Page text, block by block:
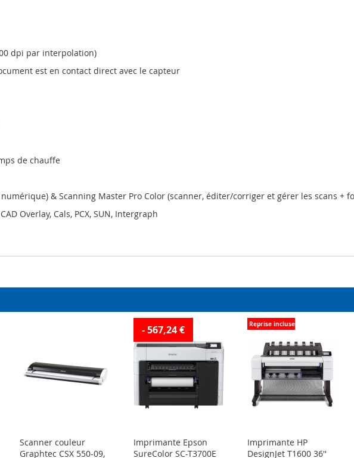
dpi par interpolation)
est en contact direct avec le capteur
de chauffe
& Scanning Master Pro Color (scanner, éditer/corriger et gérer les scans +
Overlay, Cals, PCX, SUN, Intergraph
Scanner couleur
Graphtec CSX 550-09,
- 567,24 €
Imprimante Epson
SureColor SC-T3700E
Reprise incluse
Imprimante HP
DesignJet T1600 36''